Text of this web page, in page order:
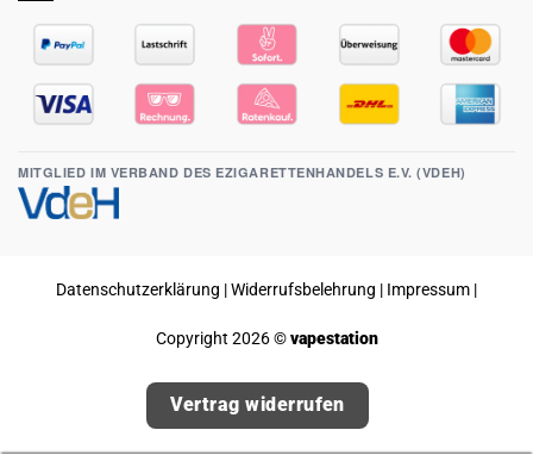
MITGLIED IM VERBAND DES EZIGARETTENHANDELS E.V. (VDEH)
Datenschutzerklärung |Widerrufsbelehrung | Impressum |
Copyright 2026 ©vapestation
Vertrag widerrufen